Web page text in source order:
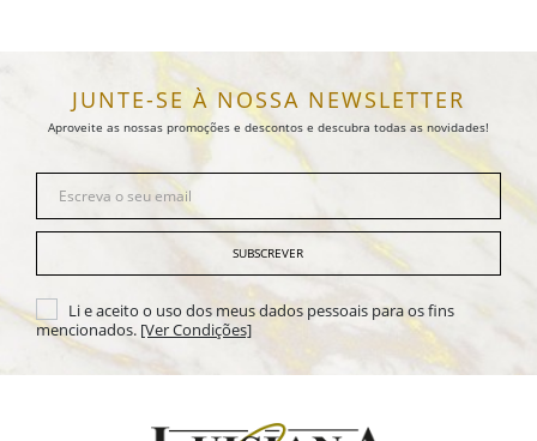
JUNTE-SE À NOSSA NEWSLETTER
Aproveite as nossas promoções e descontos e descubra todas as novidades!
SUBSCREVER
Li e aceito o uso dos meus dados pessoais para os fins
mencionados. [Ver Condições]